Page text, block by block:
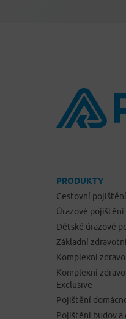
PRODUKTY
Cestovní pojištění
Úrazové pojištění
Dětské úrazové
Základní
Komplexní
Komplexní
Exclusive
Pojištění
Pojištění budov